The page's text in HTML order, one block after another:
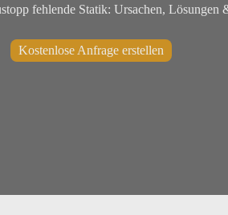
fehlende Statik: Ursachen, Lösungen
Kostenlose Anfrage erstellen